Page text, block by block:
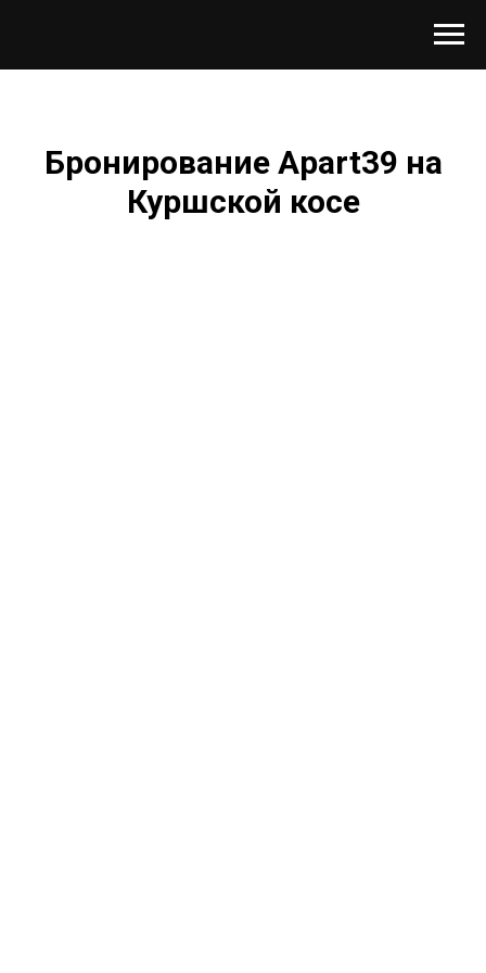
Бронирование Apart39 на
Куршской косе